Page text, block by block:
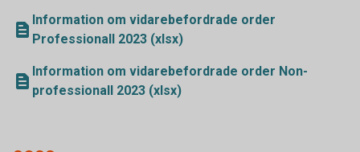
Information om vidarebefordrade order
Professionall 2023 (xlsx)
Information om vidarebefordrade order Non-
professionall 2023 (xlsx)